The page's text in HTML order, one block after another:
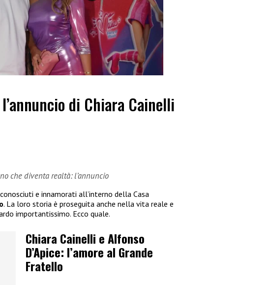
di Chiara Cainelli
che diventa realtà: l’annuncio
e innamorati all’interno della Casa
. La loro storia è proseguita anche nella vita reale e
importantissimo. Ecco quale.
Chiara Cainelli e Alfonso
D’Apice: l’amore al Grande
Fratello